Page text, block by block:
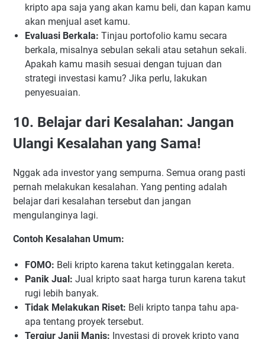
kripto apa saja yang akan kamu beli, dan kapan kamu
akan menjual aset kamu.
Evaluasi Berkala: Tinjau portofolio kamu secara
berkala, misalnya sebulan sekali atau setahun sekali.
Apakah kamu masih sesuai dengan tujuan dan
strategi investasi kamu? Jika perlu, lakukan
penyesuaian.
10. Belajar dari Kesalahan: Jangan
Ulangi Kesalahan yang Sama!
Nggak ada investor yang sempurna. Semua orang pasti
pernah melakukan kesalahan. Yang penting adalah
belajar dari kesalahan tersebut dan jangan
mengulanginya lagi.
Contoh Kesalahan Umum:
FOMO: Beli kripto karena takut ketinggalan kereta.
Panik Jual: Jual kripto saat harga turun karena takut
rugi lebih banyak.
Tidak Melakukan Riset: Beli kripto tanpa tahu apa-
apa tentang proyek tersebut.
Tergiur Janji Manis: Investasi di proyek kripto yang